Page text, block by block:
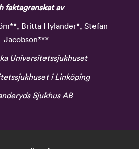
faktagranskat av
Britta Hylander*, Stefan
Jacobson***
Universitetssjukhuset
i Linköping
Sjukhus AB